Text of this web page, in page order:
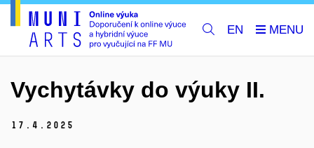
EN
Vychytávky do výuky II.
17. 4. 2025